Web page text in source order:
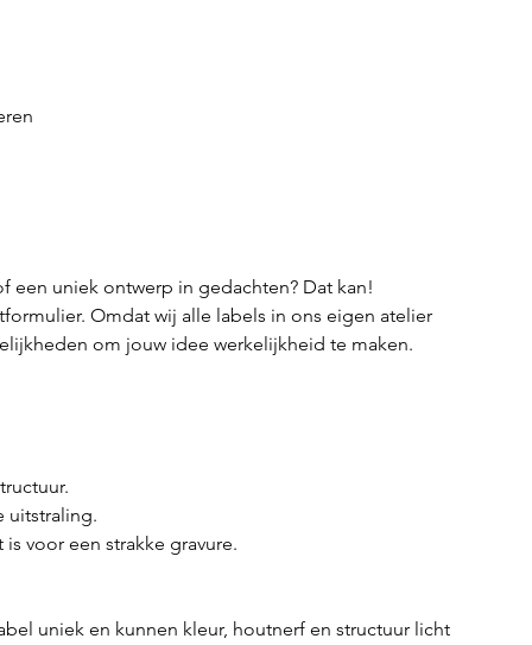
een uniek ontwerp in gedachten? Dat kan!
Omdat wij alle labels in ons eigen atelier
om jouw idee werkelijkheid te maken.
uitstraling.
voor een strakke gravure.
uniek en kunnen kleur, houtnerf en structuur licht